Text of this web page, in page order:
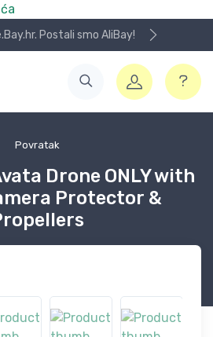
Postali smo AliBay!
Povratak
Drone ONLY with
Protector &